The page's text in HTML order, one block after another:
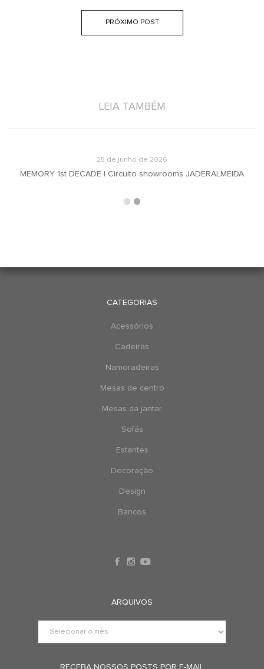
PRÓXIMO POST
LEIA TAMBÉM
25 de junho de 2026
MEMORY 1st DECADE | Circuito showrooms JADERALMEIDA
CATEGORIAS
Acessórios
Cadeiras
Namoradeiras
Mesas de centro
Mesas da jantar
Sofás
Estantes
Decoração
Design
Bancos
ARQUIVOS
RECEBA NOSSOS POSTS POR E-MAIL